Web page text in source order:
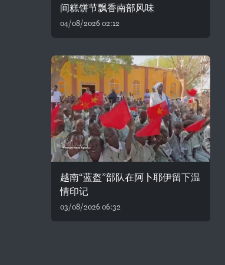
间糕饼节飘香南部风味
04/08/2026 02:12
越南“蓝盔”部队在阿卜耶伊留下温
情印记
03/08/2026 06:32